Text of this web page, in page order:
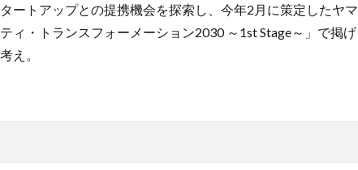
ートアップとの提携機会を探索し、今年2月に策定したヤマ
ィ・トランスフォーメーション2030 ～1st Stage～」で掲げ
え。